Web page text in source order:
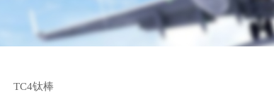
检
TC4钛棒